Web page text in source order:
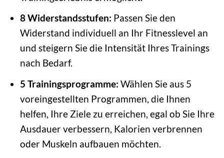
8 Widerstandsstufen: Passen Sie den
Widerstand individuell an Ihr Fitnesslevel an
und steigern Sie die Intensität Ihres Trainings
nach Bedarf.
5 Trainingsprogramme: Wählen Sie aus 5
voreingestellten Programmen, die Ihnen
helfen, Ihre Ziele zu erreichen, egal ob Sie Ihre
Ausdauer verbessern, Kalorien verbrennen
oder Muskeln aufbauen möchten.